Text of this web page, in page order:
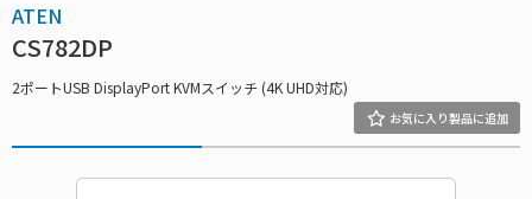
ATEN
CS782DP
2ポートUSB DisplayPort KVMスイッチ (4K UHD対応)